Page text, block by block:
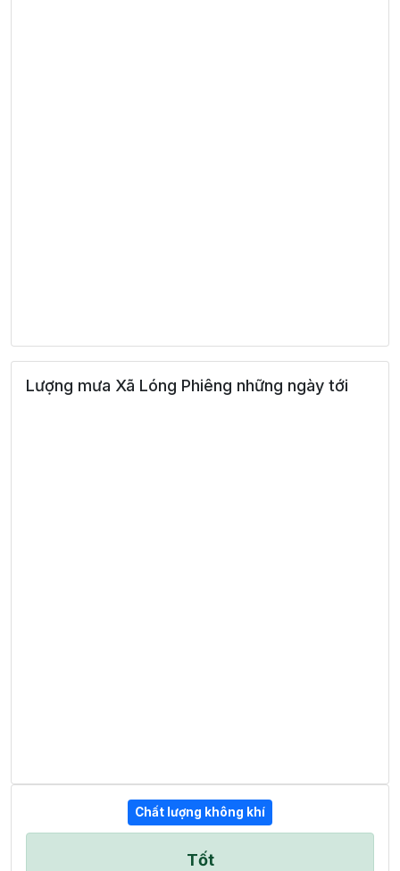
Lượng mưa Xã Lóng Phiêng những ngày tới
Chất lượng không khí
Tốt